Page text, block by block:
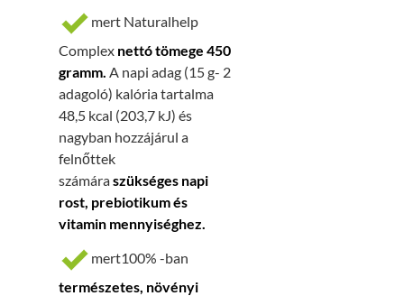
mert Naturalhelp
Complex nettó tömege 450
gramm. A napi adag (15 g- 2
adagoló) kalória tartalma
48,5 kcal (203,7 kJ) és
nagyban hozzájárul a
felnőttek
számáraszükséges napi
rost, prebiotikum és
vitamin mennyiséghez.
mert100% -ban
természetes, növényi